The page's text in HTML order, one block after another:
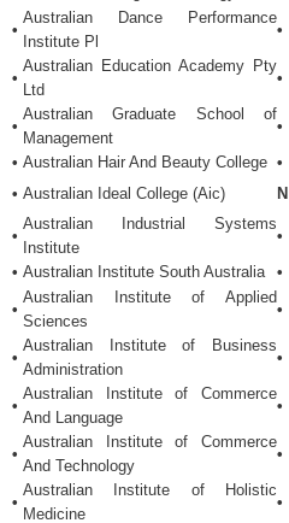
•
Australian Dance Performance
Institute Pl
•
•
Australian Education Academy Pty
Ltd
•
•
Australian Graduate School of
Management
•
• Australian Hair And Beauty College •
• Australian Ideal College (Aic) N
•
Australian Industrial Systems
Institute
•
• Australian Institute South Australia •
•
Australian Institute of Applied
Sciences
•
•
Australian Institute of Business
Administration
•
•
Australian Institute of Commerce
And Language
•
•
Australian Institute of Commerce
And Technology
•
•
Australian Institute of Holistic
Medicine
•